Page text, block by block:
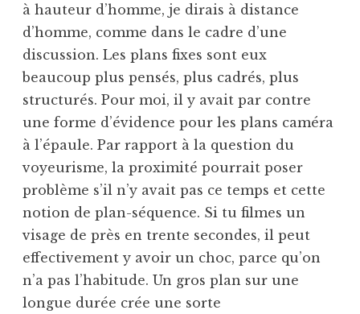
à hauteur d’homme, je dirais à distance
d’homme, comme dans le cadre d’une
discussion. Les plans fixes sont eux
beaucoup plus pensés, plus cadrés, plus
structurés. Pour moi, il y avait par contre
une forme d’évidence pour les plans caméra
à l’épaule. Par rapport à la question du
voyeurisme, la proximité pourrait poser
problème s’il n’y avait pas ce temps et cette
notion de plan-séquence. Si tu filmes un
visage de près en trente secondes, il peut
effectivement y avoir un choc, parce qu’on
n’a pas l’habitude. Un gros plan sur une
longue durée crée une sorte